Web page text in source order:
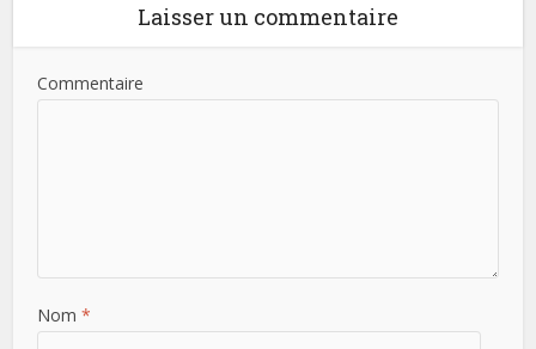
Laisser un commentaire
Commentaire
Nom *